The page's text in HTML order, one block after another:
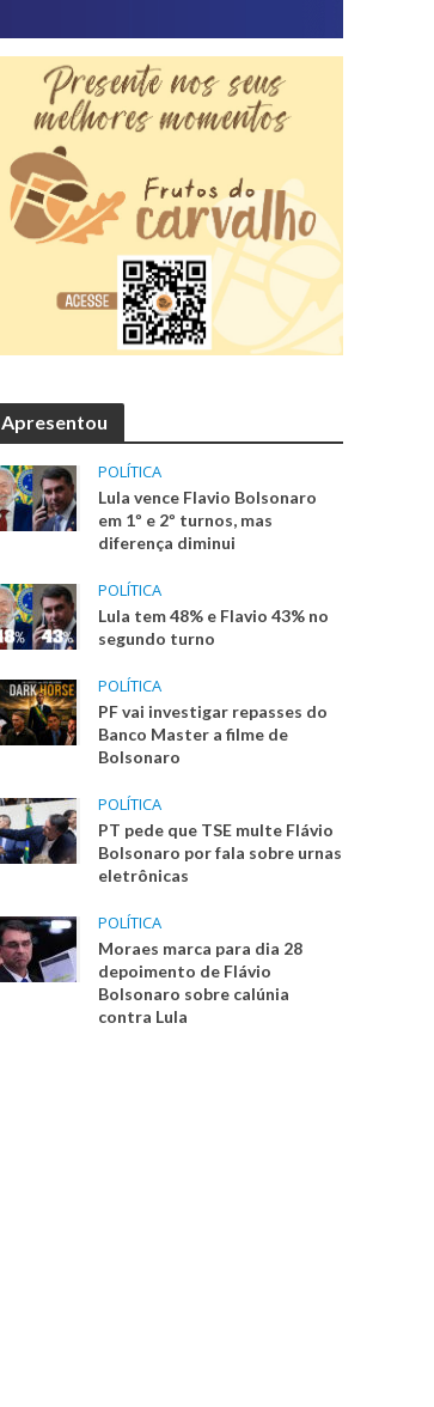
Apresentou
POLÍTICA
Lula vence Flavio Bolsonaro
em 1º e 2º turnos, mas
diferença diminui
POLÍTICA
Lula tem 48% e Flavio 43% no
segundo turno
POLÍTICA
PF vai investigar repasses do
Banco Master a filme de
Bolsonaro
POLÍTICA
PT pede que TSE multe Flávio
Bolsonaro por fala sobre urnas
eletrônicas
POLÍTICA
Moraes marca para dia 28
depoimento de Flávio
Bolsonaro sobre calúnia
contra Lula